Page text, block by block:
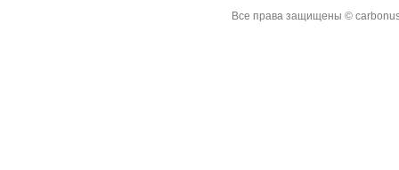
Все права защищены ©